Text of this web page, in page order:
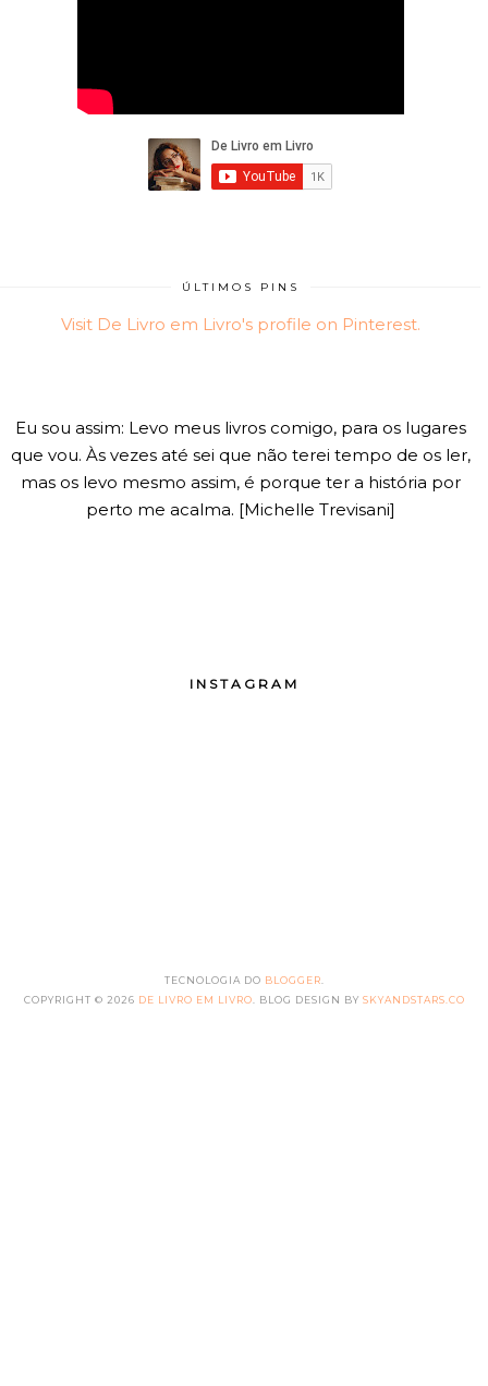
ÚLTIMOS PINS
Visit De Livro em Livro's profile on Pinterest.
Eu sou assim: Levo meus livros comigo, para os lugares
que vou. Às vezes até sei que não terei tempo de os ler,
mas os levo mesmo assim, é porque ter a história por
perto me acalma. [Michelle Trevisani]
INSTAGRAM
TECNOLOGIA DO BLOGGER
COPYRIGHT © 2026 DE LIVRO EM LIVRO . BLOG DESIGN BY SKYANDSTARS.CO